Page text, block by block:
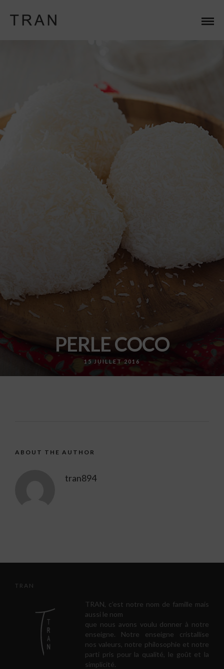
PERLE COCO
15 JUILLET 2016
ABOUT THE AUTHOR
tran894
TRAN
TRAN, c’est notre nom de famille mais
aussi le nom
que nous avons voulu donner à notre
enseigne. Notre enseigne cristallise
nos valeurs, notre philosophie et notre
parti pris pour la qualité, le goût et la
simplicité.